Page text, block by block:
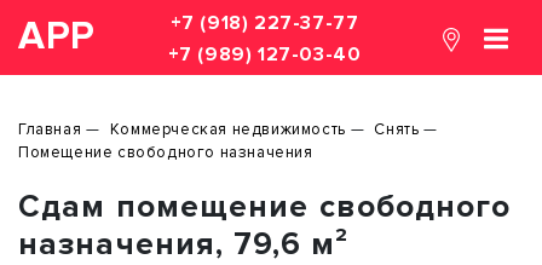
АРР
+7 (918) 227-37-77
+7 (989) 127-03-40
Главная Коммерческая недвижимость
Снять
Помещение свободного назначения
Сдам помещение свободного
назначения, 79,6 м²